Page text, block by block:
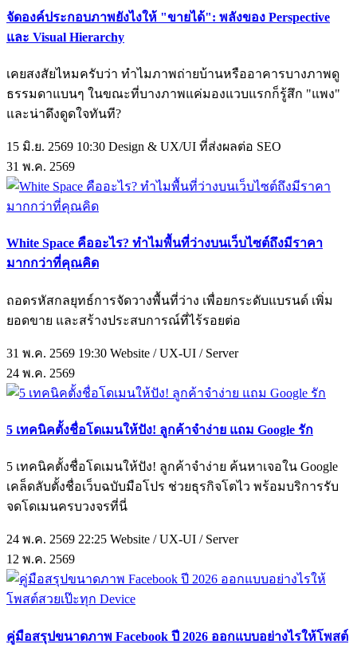
จัดองค์ประกอบภาพยังไงให้ "ขายได้": พลังของ Perspective
และ Visual Hierarchy
เคยสงสัยไหมครับว่า ทำไมภาพถ่ายบ้านหรืออาคารบางภาพดู
ธรรมดาแบนๆ ในขณะที่บางภาพแค่มองแวบแรกก็รู้สึก "แพง"
และน่าดึงดูดใจทันที?
15 มิ.ย. 2569 10:30 Design & UX/UI ที่ส่งผลต่อ SEO
31 พ.ค. 2569
White Space คืออะไร? ทำไมพื้นที่ว่างบนเว็บไซต์ถึงมีราคา
มากกว่าที่คุณคิด
ถอดรหัสกลยุทธ์การจัดวางพื้นที่ว่าง เพื่อยกระดับแบรนด์ เพิ่ม
ยอดขาย และสร้างประสบการณ์ที่ไร้รอยต่อ
31 พ.ค. 2569 19:30 Website / UX-UI / Server
24 พ.ค. 2569
5 เทคนิคตั้งชื่อโดเมนให้ปัง! ลูกค้าจำง่าย แถม Google รัก
5 เทคนิคตั้งชื่อโดเมนให้ปัง! ลูกค้าจำง่าย ค้นหาเจอใน Google
เคล็ดลับตั้งชื่อเว็บฉบับมือโปร ช่วยธุรกิจโตไว พร้อมบริการรับ
จดโดเมนครบวงจรที่นี่
24 พ.ค. 2569 22:25 Website / UX-UI / Server
12 พ.ค. 2569
คู่มือสรุปขนาดภาพ Facebook ปี 2026 ออกแบบอย่างไรให้โพสต์